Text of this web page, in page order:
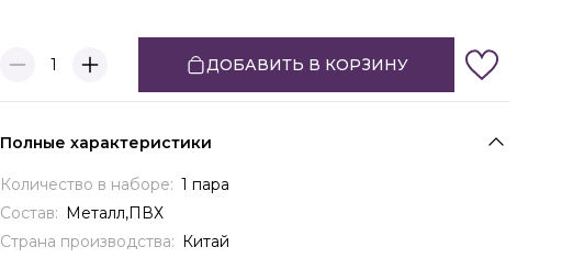
1 ДОБАВИТЬ В КОРЗИНУ
Полные характеристики
Количество в наборе: 1 пара
Состав: Металл,ПВХ
Страна производства: Китай